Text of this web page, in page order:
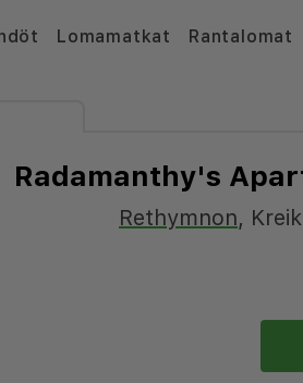
Lomamatkat Rantalomat
Radamanthy's
Rethymnon,